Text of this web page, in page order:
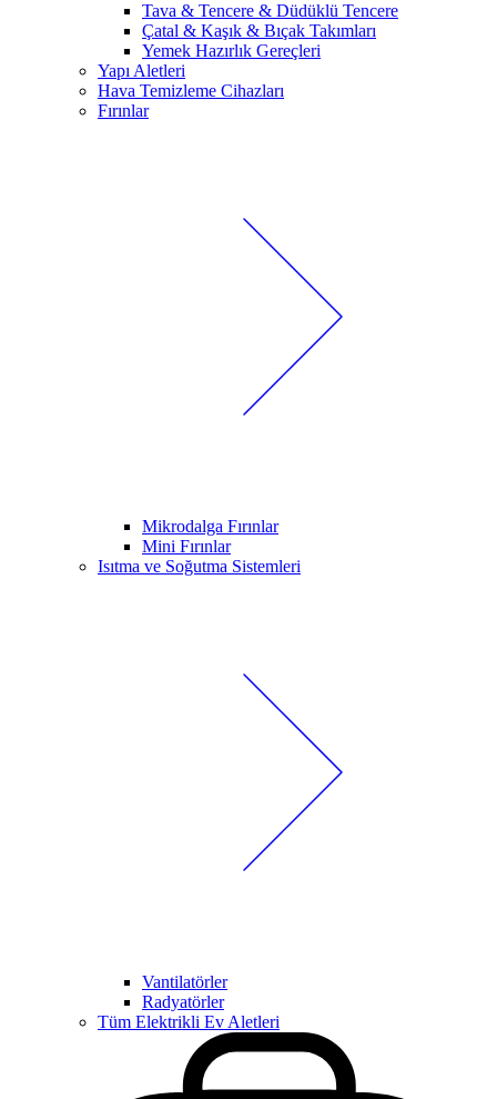
Tava & Tencere & Düdüklü Tencere
Çatal & Kaşık & Bıçak Takımları
Yemek Hazırlık Gereçleri
Yapı Aletleri
Hava Temizleme Cihazları
Fırınlar
Mikrodalga Fırınlar
Mini Fırınlar
Isıtma ve Soğutma Sistemleri
Vantilatörler
Radyatörler
Tüm Elektrikli Ev Aletleri